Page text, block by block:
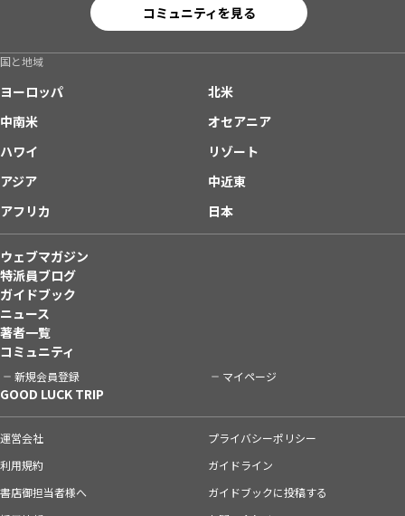
コミュニティを見る
国と地域
ヨーロッパ
北米
中南米
オセアニア
ハワイ
リゾート
アジア
中近東
アフリカ
日本
ウェブマガジン
特派員ブログ
ガイドブック
ニュース
著者一覧
コミュニティ
新規会員登録 マイページ
GOOD LUCK TRIP
運営会社
プライバシーポリシー
利用規約
ガイドライン
書店御担当者様へ
ガイドブックに投稿する